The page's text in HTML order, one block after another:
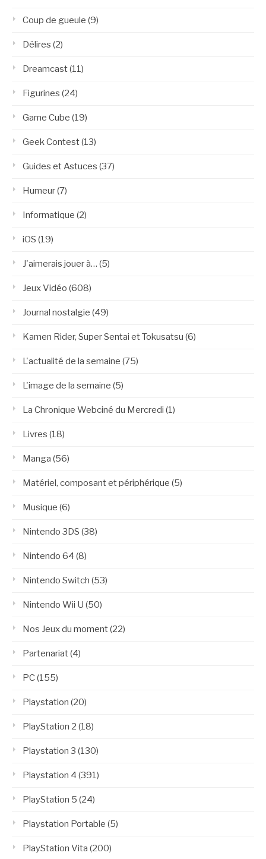
Coup de gueule (9)
Délires (2)
Dreamcast(11)
Figurines (24)
Game Cube (19)
Geek Contest(13)
Guides et Astuces (37)
Humeur(7)
Informatique (2)
iOS (19)
J'aimerais jouer à… (5)
Jeux Vidéo (608)
Journal nostalgie (49)
Kamen Rider, Super Sentai et Tokusatsu (6)
L'actualité de la semaine (75)
L'image de la semaine (5)
La Chronique Webciné du Mercredi (1)
Livres (18)
Manga (56)
Matériel, composant et périphérique (5)
Musique (6)
Nintendo 3DS (38)
Nintendo 64 (8)
Nintendo Switch (53)
Nintendo Wii U (50)
Nos Jeux du moment(22)
Partenariat(4)
PC(155)
Playstation (20)
PlayStation 2 (18)
Playstation 3 (130)
Playstation 4 (391)
PlayStation 5 (24)
Playstation Portable (5)
PlayStation Vita (200)